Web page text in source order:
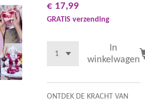
€ 17,99
GRATIS verzending
In
winkelwagen
ONTDEK DE KRACHT VAN